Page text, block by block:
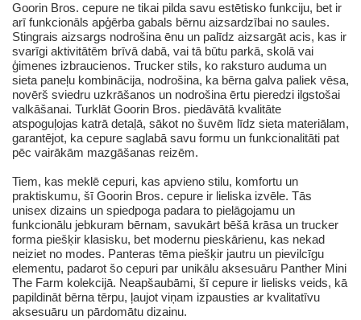
Goorin Bros. cepure ne tikai pilda savu estētisko funkciju, bet ir
arī funkcionāls apģērba gabals bērnu aizsardzībai no saules.
Stingrais aizsargs nodrošina ēnu un palīdz aizsargāt acis, kas ir
svarīgi aktivitātēm brīvā dabā, vai tā būtu parkā, skolā vai
ģimenes izbraucienos. Trucker stils, ko raksturo auduma un
sieta paneļu kombinācija, nodrošina, ka bērna galva paliek vēsa,
novērš sviedru uzkrāšanos un nodrošina ērtu pieredzi ilgstošai
valkāšanai. Turklāt Goorin Bros. piedāvātā kvalitāte
atspoguļojas katrā detaļā, sākot no šuvēm līdz sieta materiālam,
garantējot, ka cepure saglabā savu formu un funkcionalitāti pat
pēc vairākām mazgāšanas reizēm.
Tiem, kas meklē cepuri, kas apvieno stilu, komfortu un
praktiskumu, šī Goorin Bros. cepure ir lieliska izvēle. Tās
unisex dizains un spiedpoga padara to pielāgojamu un
funkcionālu jebkuram bērnam, savukārt bēšā krāsa un trucker
forma piešķir klasisku, bet modernu pieskārienu, kas nekad
neiziet no modes. Panteras tēma piešķir jautru un pievilcīgu
elementu, padarot šo cepuri par unikālu aksesuāru Panther Mini
The Farm kolekcijā. Neapšaubāmi, šī cepure ir lielisks veids, kā
papildināt bērna tērpu, ļaujot viņam izpausties ar kvalitatīvu
aksesuāru un pārdomātu dizainu.